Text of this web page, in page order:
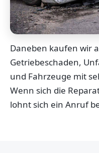
Daneben kaufen wir
Getriebeschaden,
und Fahrzeuge mit
Wenn sich die
lohnt sich ein Anruf